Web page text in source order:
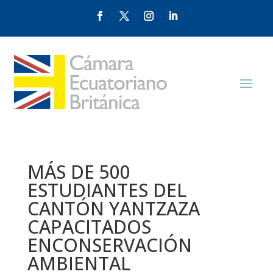
MÁS DE 500
ESTUDIANTES DEL
CANTÓN YANTZAZA
CAPACITADOS
ENCONSERVACIÓN
AMBIENTAL